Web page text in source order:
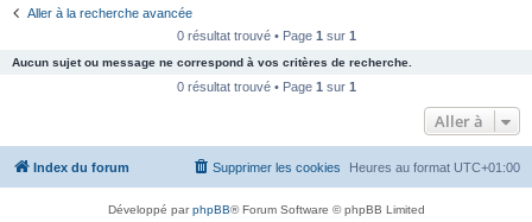
c
e
Aller à la recherche avancée
0 résultat trouvé • Page 1 sur 1
Aucun sujet ou message ne correspond à vos critères de recherche.
0 résultat trouvé • Page 1 sur 1
Aller à
Index du forum Heures au format UTC+01:00
Supprimer les cookies
Développé parphpBB® Forum Software © phpBB Limited